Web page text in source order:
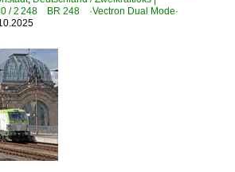
/ 2 248 BR 248 ·Vectron Dual Mode·